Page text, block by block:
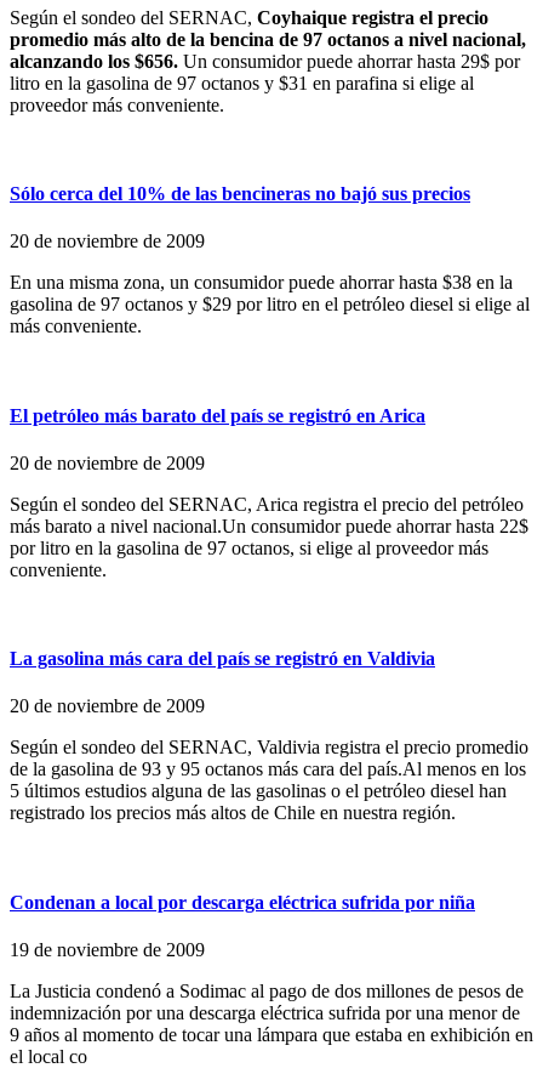
Según el sondeo del SERNAC, Coyhaique registra el precio
promedio más alto de la bencina de 97 octanos a nivel nacional,
alcanzando los $656. Un consumidor puede ahorrar hasta 29$ por
litro en la gasolina de 97 octanos y $31 en parafina si elige al
proveedor más conveniente.
Sólo cerca del 10% de las bencineras no bajó sus precios
20 de noviembre de 2009
En una misma zona, un consumidor puede ahorrar hasta $38 en la
gasolina de 97 octanos y $29 por litro en el petróleo diesel si elige al
más conveniente.
El petróleo más barato del país se registró en Arica
20 de noviembre de 2009
Según el sondeo del SERNAC, Arica registra el precio del petróleo
más barato a nivel nacional.Un consumidor puede ahorrar hasta 22$
por litro en la gasolina de 97 octanos, si elige al proveedor más
conveniente.
La gasolina más cara del país se registró en Valdivia
20 de noviembre de 2009
Según el sondeo del SERNAC, Valdivia registra el precio promedio
de la gasolina de 93 y 95 octanos más cara del país.Al menos en los
5 últimos estudios alguna de las gasolinas o el petróleo diesel han
registrado los precios más altos de Chile en nuestra región.
Condenan a local por descarga eléctrica sufrida por niña
19 de noviembre de 2009
La Justicia condenó a Sodimac al pago de dos millones de pesos de
indemnización por una descarga eléctrica sufrida por una menor de
9 años al momento de tocar una lámpara que estaba en exhibición en
el local co